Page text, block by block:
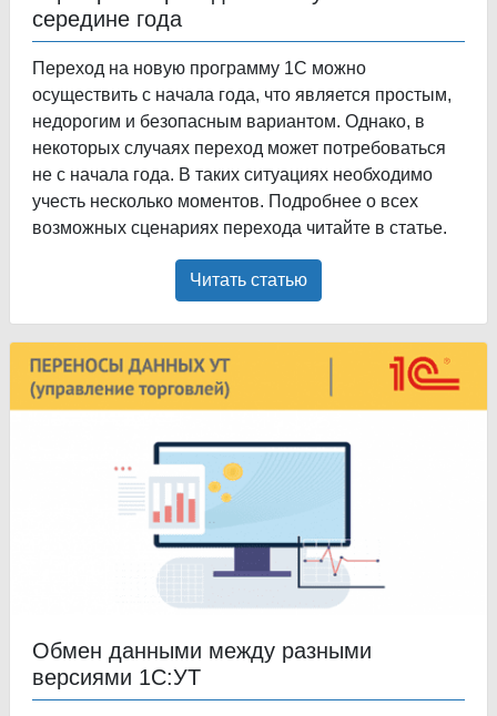
середине года
Переход на новую программу 1С можно
осуществить с начала года, что является простым,
недорогим и безопасным вариантом. Однако, в
некоторых случаях переход может потребоваться
не с начала года. В таких ситуациях необходимо
учесть несколько моментов. Подробнее о всех
возможных сценариях перехода читайте в статье.
Читать статью
Обмен данными между разными
версиями 1С:УТ